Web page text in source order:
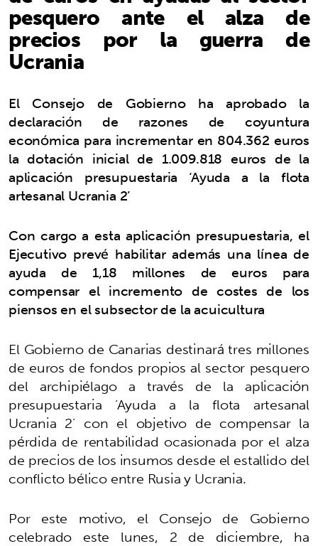
pesquero ante el alza de
precios por la guerra de
Ucrania
El Consejo de Gobierno ha aprobado la
declaración de razones de coyuntura
económica para incrementar en 804.362 euros
la dotación inicial de 1.009.818 euros de la
aplicación presupuestaria ‘Ayuda a la flota
artesanal Ucrania 2’
Con cargo a esta aplicación presupuestaria, el
Ejecutivo prevé habilitar además una línea de
ayuda de 1,18 millones de euros para
compensar el incremento de costes de los
piensos en el subsector de la acuicultura
El Gobierno de Canarias destinará tres millones
de euros de fondos propios al sector pesquero
del archipiélago a través de la aplicación
presupuestaria ‘Ayuda a la flota artesanal
Ucrania 2’ con el objetivo de compensar la
pérdida de rentabilidad ocasionada por el alza
de precios de los insumos desde el estallido del
conflicto bélico entre Rusia y Ucrania.
Por este motivo, el Consejo de Gobierno
celebrado este lunes, 2 de diciembre, ha